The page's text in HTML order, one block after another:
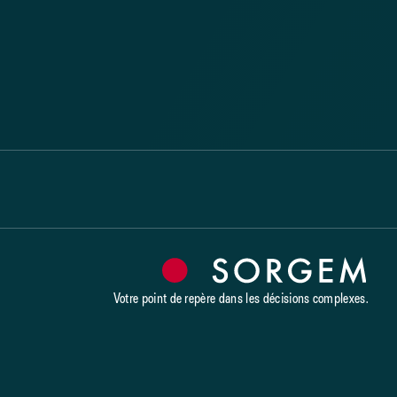
Votre point de repère dans les décisions complexes.